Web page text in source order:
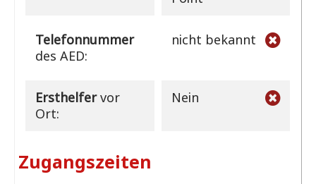
Telefonnummer
des AED:
nicht bekannt
Ersthelfervor
Ort:
Nein
Zugangszeiten